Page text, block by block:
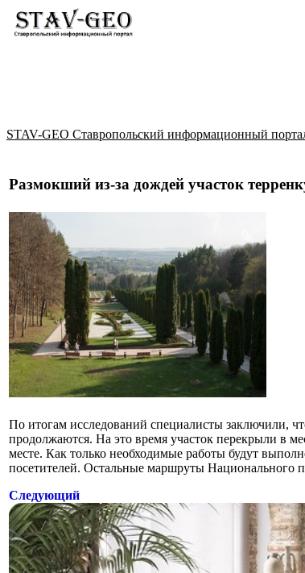
STAV-GEO Ставропольский информационный
Размокший из-за дождей участок
По итогам исследований специалисты заключили,
продолжаются. На это время участок перекрыли в
месте. Как только необходимые работы будут
посетителей. Остальные маршруты Национального
Следующий